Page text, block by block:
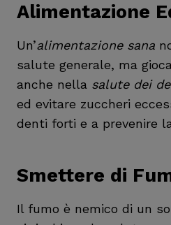
Alimentazione
Un’alimentazione sana
salute generale, ma
anche nella salute dei
ed evitare zuccheri
denti forti e a prevenire
Smettere di
Il fumo è nemico di un